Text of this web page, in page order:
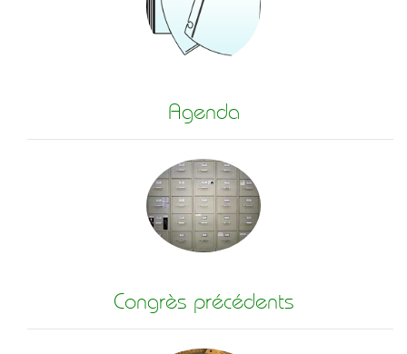
Agenda
Congrès précédents